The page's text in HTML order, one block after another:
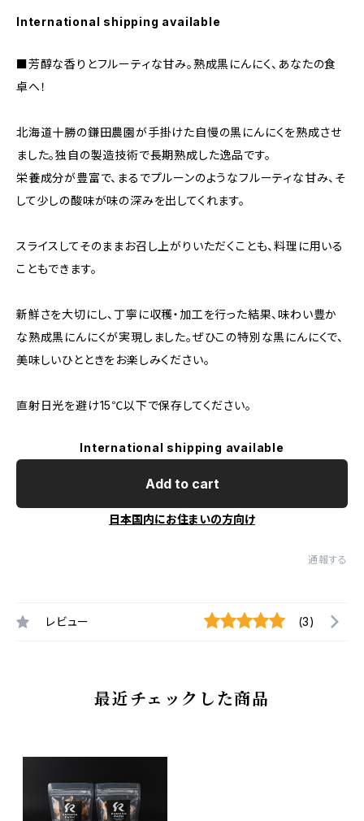
International shipping available
■芳醇な香りとフルーティな甘み。熟成黒にんにく、あなたの食
卓へ！
北海道十勝の鎌田農園が手掛けた自慢の黒にんにくを熟成させ
ました。独自の製造技術で長期熟成した逸品です。
栄養成分が豊富で、まるでプルーンのようなフルーティな甘み、そ
して少しの酸味が味の深みを出してくれます。
スライスしてそのままお召し上がりいただくことも、料理に用いる
こともできます。
新鮮さを大切にし、丁寧に収穫・加工を行った結果、味わい豊か
な熟成黒にんにくが実現しました。ぜひこの特別な黒にんにくで、
美味しいひとときをお楽しみください。
直射日光を避け15℃以下で保存してください。
International shipping available
Add to cart
日本国内にお住まいの方向け
通報する
レビュー (3)
最近チェックした商品